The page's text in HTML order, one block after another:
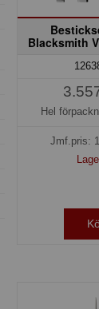
Blacksmith
Hel
Jmf.pris: